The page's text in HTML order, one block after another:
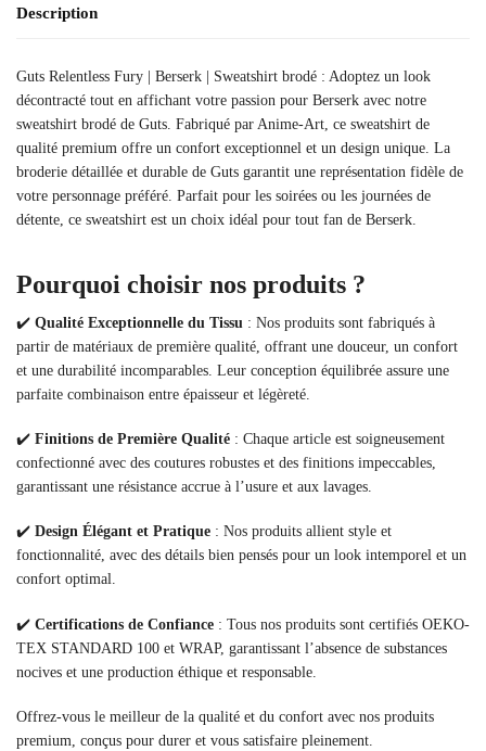
Description
Guts Relentless Fury | Berserk | Sweatshirt brodé : Adoptez un look
décontracté tout en affichant votre passion pour Berserk avec notre
sweatshirt brodé de Guts. Fabriqué par Anime-Art, ce sweatshirt de
qualité premium offre un confort exceptionnel et un design unique. La
broderie détaillée et durable de Guts garantit une représentation fidèle de
votre personnage préféré. Parfait pour les soirées ou les journées de
détente, ce sweatshirt est un choix idéal pour tout fan de Berserk.
Pourquoi choisir nos produits ?
✔️ Qualité Exceptionnelle du Tissu : Nos produits sont fabriqués à
partir de matériaux de première qualité, offrant une douceur, un confort
et une durabilité incomparables. Leur conception équilibrée assure une
parfaite combinaison entre épaisseur et légèreté.
✔️ Finitions de Première Qualité : Chaque article est soigneusement
confectionné avec des coutures robustes et des finitions impeccables,
garantissant une résistance accrue à l’usure et aux lavages.
✔️ Design Élégant et Pratique : Nos produits allient style et
fonctionnalité, avec des détails bien pensés pour un look intemporel et un
confort optimal.
✔️ Certifications de Confiance : Tous nos produits sont certifiés OEKO-
TEX STANDARD 100 et WRAP, garantissant l’absence de substances
nocives et une production éthique et responsable.
Offrez-vous le meilleur de la qualité et du confort avec nos produits
premium, conçus pour durer et vous satisfaire pleinement.